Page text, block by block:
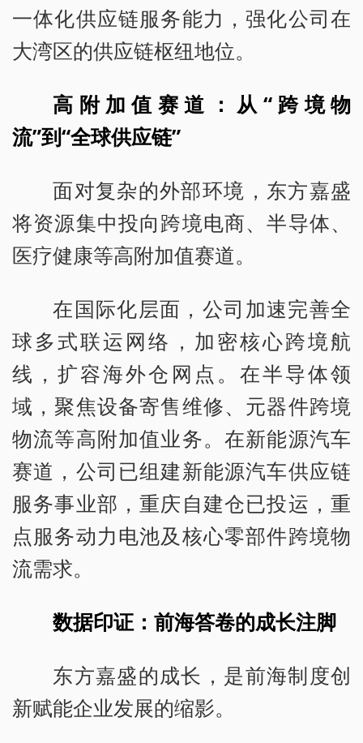
一体化供应链服务能力，强化公司在
大湾区的供应链枢纽地位。
高附加值赛道：从“跨境物
流”到“全球供应链”
面对复杂的外部环境，东方嘉盛
将资源集中投向跨境电商、半导体、
医疗健康等高附加值赛道。
在国际化层面，公司加速完善全
球多式联运网络，加密核心跨境航
线，扩容海外仓网点。在半导体领
域，聚焦设备寄售维修、元器件跨境
物流等高附加值业务。在新能源汽车
赛道，公司已组建新能源汽车供应链
服务事业部，重庆自建仓已投运，重
点服务动力电池及核心零部件跨境物
流需求。
数据印证：前海答卷的成长注脚
东方嘉盛的成长，是前海制度创
新赋能企业发展的缩影。